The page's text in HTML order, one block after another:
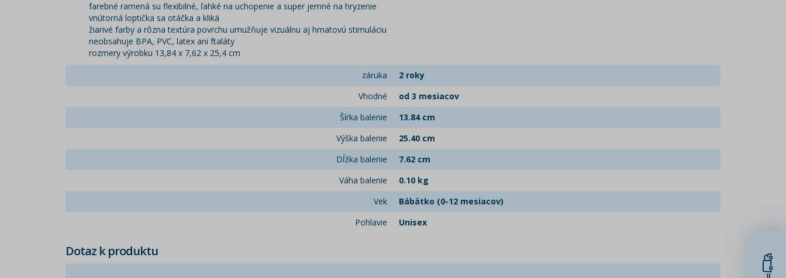
farebné ramená su flexibilné, ľahké na uchopenie a super jemné na hryzenie
vnútorná loptička sa otáčka a kliká
žiarivé farby a rôzna textúra povrchu umužňuje vizuálnu aj hmatovú stimuláciu
neobsahuje BPA, PVC, latex ani ftaláty
rozmery výrobku 13,84 x 7,62 x 25,4 cm
záruka
2 roky
Vhodné
od 3 mesiacov
Šírka balenie
13.84 cm
Výška balenie
25.40 cm
Dĺžka balenie
7.62 cm
Váha balenie
0.10 kg
Vek
Bábätko (0-12 mesiacov)
Pohlavie
Unisex
Dotaz k produktu